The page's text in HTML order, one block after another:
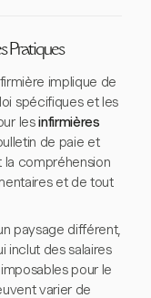
Pratiques
implique de
spécifiques et les
lesinfirmières
de paie et
compréhension
et de tout
paysage différent,
inclut des salaires
pour le
varier de